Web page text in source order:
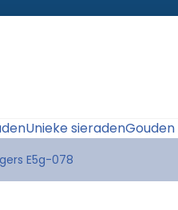
Unieke sieraden
E5g-078